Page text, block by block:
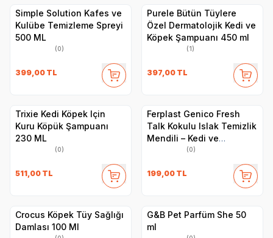
Simple Solution Kafes ve
Kulübe Temizleme Spreyi
500 ML
(0)
399,00 TL
Purele Bütün Tüylere
Özel Dermatolojik Kedi ve
Köpek Şampuanı 450 ml
(1)
397,00 TL
Trixie Kedi Köpek Için
Kuru Köpük Şampuanı
230 ML
(0)
511,00 TL
Ferplast Genico Fresh
Talk Kokulu Islak Temizlik
Mendili – Kedi ve
Köpekler İçin, 40 Adet
(0)
199,00 TL
Crocus Köpek Tüy Sağlığı
Damlası 100 Ml
G&B Pet Parfüm She 50
ml